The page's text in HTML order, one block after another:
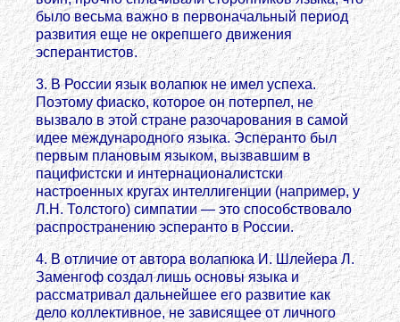
было весьма важно в первоначальный период
развития еще не окрепшего движения
эсперантистов.
3. В России язык волапюк не имел успеха.
Поэтому фиаско, которое он потерпел, не
вызвало в этой стране разочарования в самой
идее международного языка. Эсперанто был
первым плановым языком, вызвавшим в
пацифистски и интернационалистски
настроенных кругах интеллигенции (например, у
Л.Н. Толстого) симпатии — это способствовало
распространению эсперанто в России.
4. В отличие от автора волапюка И. Шлейера Л.
Заменгоф создал лишь основы языка и
рассматривал дальнейшее его развитие как
дело коллективное, не зависящее от личного